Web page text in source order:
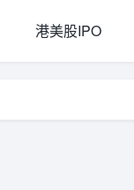
港美股IPO